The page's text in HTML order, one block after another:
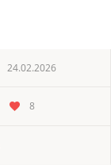
24.02.2026
8